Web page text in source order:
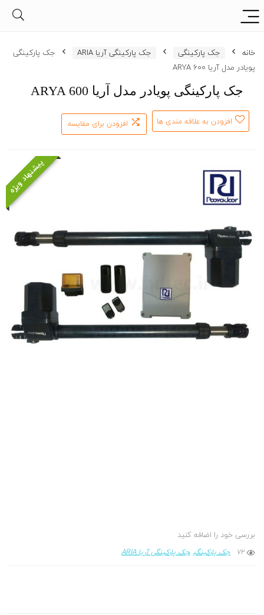
خانه جک پارکینگی جک پارکینگی آریا ARIA
جک پارکینگی
پویادر مدل آریا ARYA 600
جک پارکینگی پویادر مدل آریا ARYA 600
افزودن به علاقه مندی ها افزودن برای مقایسه
پیشنهاد ویژه
بررسی خود را اضافه کنید
72 جک پارکینگی جک پارکینگی آریا ARIA